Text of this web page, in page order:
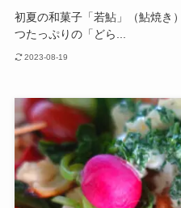
初夏の和菓子「若鮎」（鮎焼き
つたっぷりの「どら...
2023-08-19